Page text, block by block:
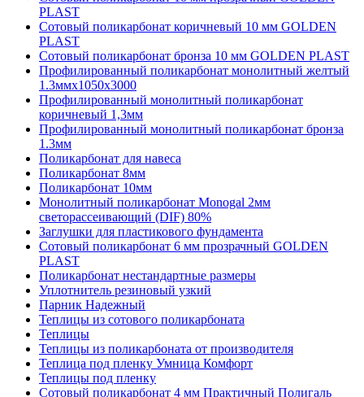
PLAST
Сотовый поликарбонат коричневый 10 мм GOLDEN
PLAST
Сотовый поликарбонат бронза 10 мм GOLDEN PLAST
Профилированный поликарбонат монолитный желтый
1.3ммх1050х3000
Профилированный монолитный поликарбонат
коричневый 1,3мм
Профилированный монолитный поликарбонат бронза
1.3мм
Поликарбонат для навеса
Поликарбонат 8мм
Поликарбонат 10мм
Монолитный поликарбонат Monogal 2мм
светорассеивающий (DIF) 80%
Заглушки для пластикового фундамента
Сотовый поликарбонат 6 мм прозрачный GOLDEN
PLAST
Поликарбонат нестандартные размеры
Уплотнитель резиновый узкий
Парник Надежный
Теплицы из сотового поликарбоната
Теплицы
Теплицы из поликарбоната от производителя
Теплица под пленку Умница Комфорт
Теплицы под пленку
Сотовый поликарбонат 4 мм Практичный Полигаль